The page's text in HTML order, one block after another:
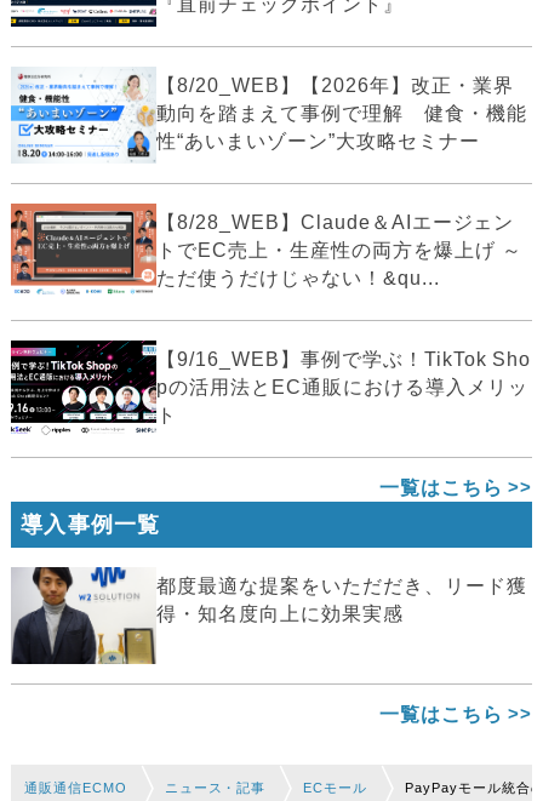
『直前チェックポイント』
【8/20_WEB】【2026年】改正・業界
動向を踏まえて事例で理解 健食・機能
性“あいまいゾーン”大攻略セミナー
【8/28_WEB】Claude＆AIエージェン
トでEC売上・生産性の両方を爆上げ ～
ただ使うだけじゃない！&qu...
【9/16_WEB】事例で学ぶ！TikTok Sho
pの活用法とEC通販における導入メリッ
ト
一覧はこちら
導入事例一覧
都度最適な提案をいただだき、リード獲
得・知名度向上に効果実感
一覧はこちら
通販通信ECMO ニュース・記事 ECモール PayPayモール統合